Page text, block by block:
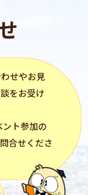
せやお見
をお受け
ント参加の
合せくださ